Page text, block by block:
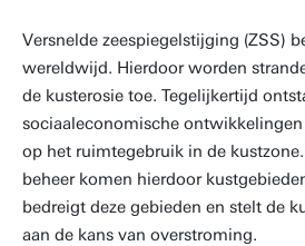
Versnelde zeespiegelstijging (ZSS)
wereldwijd. Hierdoor worden
de kusterosie toe. Tegelijkertijd
sociaaleconomische
op het ruimtegebruik in de
beheer komen hierdoor
bedreigt deze gebieden en stelt de
aan de kans van overstroming.